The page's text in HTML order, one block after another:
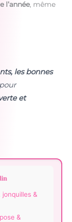
l’année, même
les bonnes
et
jonquilles &
&